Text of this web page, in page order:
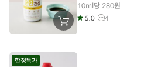
장
바
에
10ml당 280원
5.0 4
한정특가